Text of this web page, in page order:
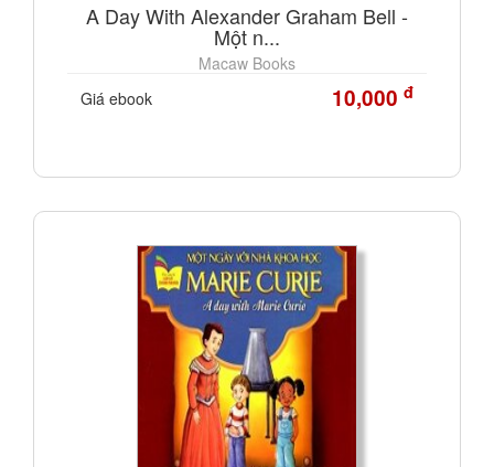
A Day With Alexander Graham Bell -
Một n...
Macaw Books
Giá ebook
10,000 đ